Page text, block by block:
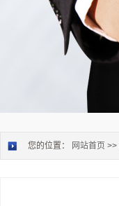
您的位置： 网站首页 >>